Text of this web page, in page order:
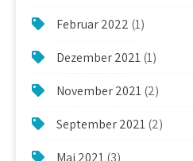
Februar 2022 (1)
Dezember 2021(1)
November 2021(2)
September 2021(2)
Mai 2021(3)